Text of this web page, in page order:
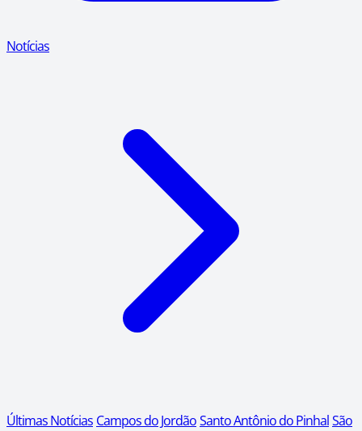
Notícias
Últimas Notícias Campos do JordãoSanto Antônio do PinhalSão